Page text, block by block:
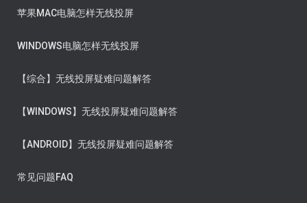
苹果MAC电脑怎样无线投屏
WINDOWS电脑怎样无线投屏
【综合】无线投屏疑难问题解答
【WINDOWS】无线投屏疑难问题解答
【ANDROID】无线投屏疑难问题解答
常见问题FAQ